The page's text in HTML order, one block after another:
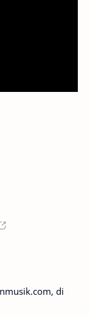
di